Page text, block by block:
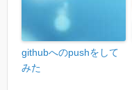
githubへのpushをして
みた